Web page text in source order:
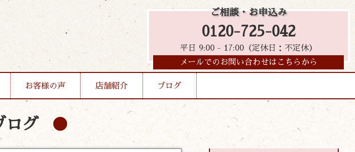
ご相談・お申込み
0120-725-042
平日 9:00 - 17:00（定休日：不定休）
メールでのお問い合わせはこちらから
お客様の声 店舗紹介 ブログ
ログ